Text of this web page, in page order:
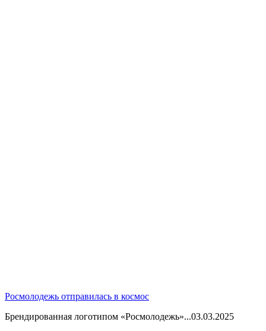
Росмолодежь отправилась в космос
Брендированная логотипом «Росмолодежь»...03.03.2025